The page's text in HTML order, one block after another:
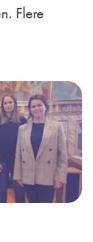
Flere